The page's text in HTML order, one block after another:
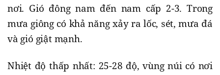
nơi. Gió đông nam đến nam cấp 2-3. Trong
mưa giông có khả năng xảy ra lốc, sét, mưa đá
và gió giật mạnh.
Nhiệt độ thấp nhất: 25-28 độ, vùng núi có nơi